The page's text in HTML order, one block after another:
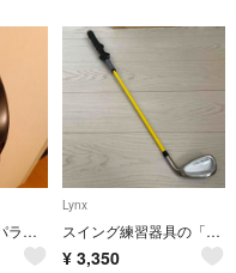
リンクス ゴルフ パララックス SD-X ミニ ドライバー
Lynx
スイング練習器具の「Teaching Pro 2」
¥ 3,350